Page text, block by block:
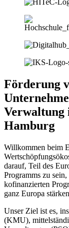
Förderung
Verwaltung
Hamburg
Willkommen beim
darauf, Teil des
Programms zu
kofinanzierten
ganz Europa
Unser Ziel ist es,
(KMU),